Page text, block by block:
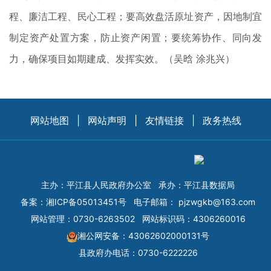
程、廉洁工程、民心工程；要高效盘活原址资产，因地制宜
制定资产处置方案，防止资产闲置；要统筹协作、同向发
力，确保项目如期建成、发挥实效。（吴晗 涂兆兴）
网站地图 网站声明 友情链接 政务热线
主办：平江县人民政府办公室
承办：平江县数据局
备案： 湘ICP备05013451号 电子邮箱： pjzwgkb@163.com
网站管理：0730-6263502
网站标识码：4306260016
湘公网安备：43062602000131号
县政府办电话：0730-6222226